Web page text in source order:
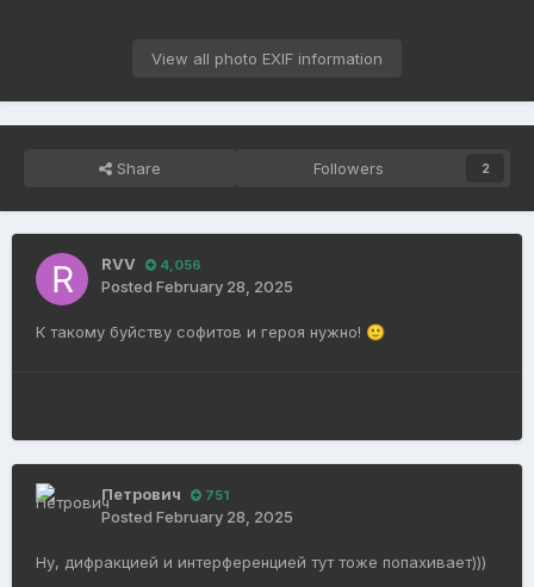
View all photo EXIF information
Share Followers 2
RVV 4,056
Posted February 28, 2025
К такому буйству софитов и героя нужно! 🙂
Петрович 751
Posted February 28, 2025
Ну, дифракцией и интерференцией тут тоже попахивает)))